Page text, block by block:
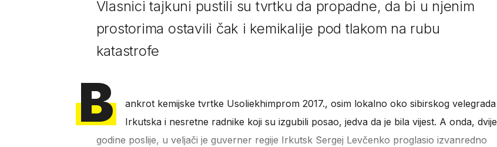
Vlasnici tajkuni pustili su tvrtku da propadne, da bi u njenim
prostorima ostavili čak i kemikalije pod tlakom na rubu
katastrofe
B
ankrot kemijske tvrtke Usoliekhimprom 2017., osim lokalno oko sibirskog velegrada
Irkutska i nesretne radnike koji su izgubili posao, jedva da je bila vijest. A onda, dvije
godine poslije, u veljači je guverner regije Irkutsk Sergej Levčenko proglasio izvanredno